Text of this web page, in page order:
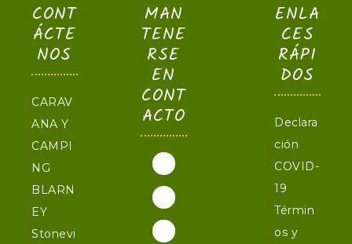
CONT
ÁCTE
NOS
CARAV
ANA Y
CAMPI
NG
BLARN
EY
Stonevi
MAN
TENE
RSE
EN
CONT
ACTO
ENLA
CES
RÁPI
DOS
Declara
ción
COVID-
19
Términ
os y